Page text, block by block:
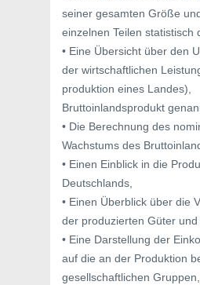
seiner gesamten Größe
einzelnen Teilen statistisch
• Eine Übersicht über den
der wirtschaftlichen
produktion eines Landes),
Bruttoinlandsprodukt
• Die Berechnung des
Wachstums des
• Einen Einblick in die
Deutschlands,
• Einen Überblick über die
der produzierten Güter
• Eine Darstellung der
auf die an der Produktion
gesellschaftlichen Gruppen,